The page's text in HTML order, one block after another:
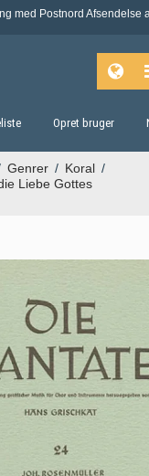
med Postnord Afsendelse
Fortrydelsesret på 30 dage
Opret bruger
Genrer / Koral /
Liebe Gottes